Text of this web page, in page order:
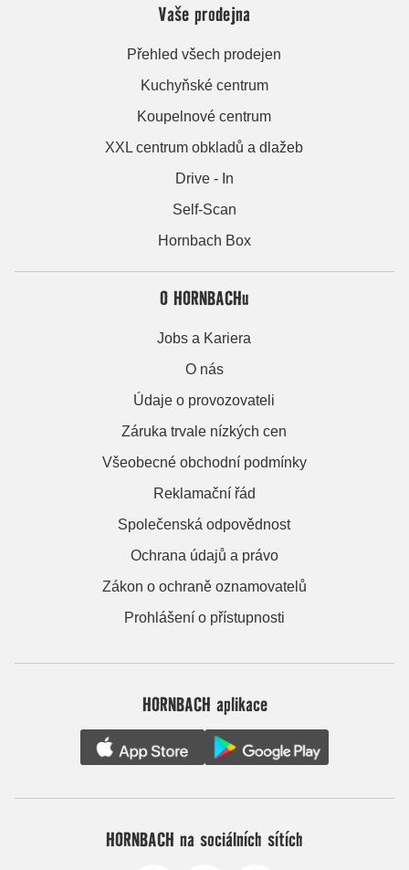
Vaše prodejna
Přehled všech prodejen
Kuchyňské centrum
Koupelnové centrum
XXL centrum obkladů a dlažeb
Drive - In
Self-Scan
Hornbach Box
O HORNBACHu
Jobs a Kariera
O nás
Údaje o provozovateli
Záruka trvale nízkých cen
Všeobecné obchodní podmínky
Reklamační řád
Společenská odpovědnost
Ochrana údajů a právo
Zákon o ochraně oznamovatelů
Prohlášení o přístupnosti
HORNBACH aplikace
HORNBACH na sociálních sítích